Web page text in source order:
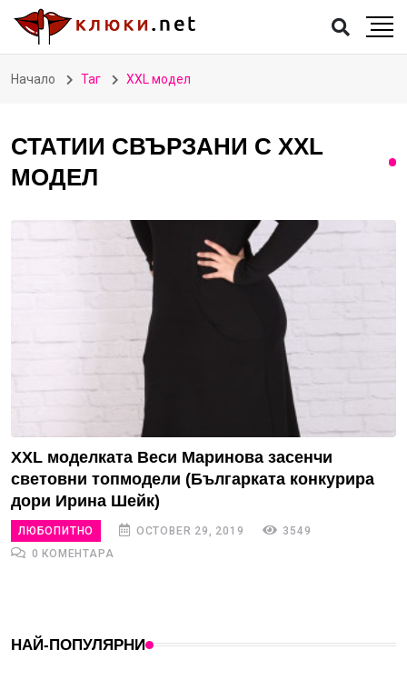
Начало Таг XXL модел
СТАТИИ СВЪРЗАНИ С XXL
МОДЕЛ
XXL моделката Веси Маринова засенчи
световни топмодели (Българката конкурира
дори Ирина Шейк)
ЛЮБОПИТНО OCTOBER 29, 2019
3549
0 КОМЕНТАРА
НАЙ-ПОПУЛЯРНИ